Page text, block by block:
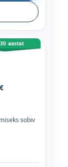
aastat
sobiv